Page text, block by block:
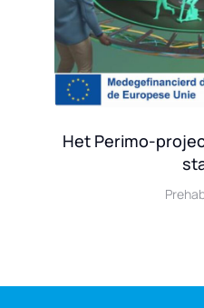
Het Perimo-